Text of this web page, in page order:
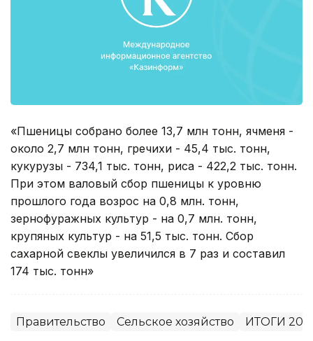
«Пшеницы собрано более 13,7 млн тонн, ячменя -
около 2,7 млн тонн, гречихи - 45,4 тыс. тонн,
кукурузы - 734,1 тыс. тонн, риса - 422,2 тыс. тонн.
При этом валовый сбор пшеницы к уровню
прошлого года возрос на 0,8 млн. тонн,
зернофуражных культур - на 0,7 млн. тонн,
крупяных культур - на 51,5 тыс. тонн. Сбор
сахарной свеклы увеличился в 7 раз и составил
174 тыс. тонн»
Правительство Сельское хозяйство ИТОГИ 2015